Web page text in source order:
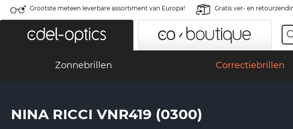
Grootste meteen leverbare assortiment van Europa! Gratis ver- en
Zonnebrillen Correctiebrillen
NINA RICCI VNR419 (0300)